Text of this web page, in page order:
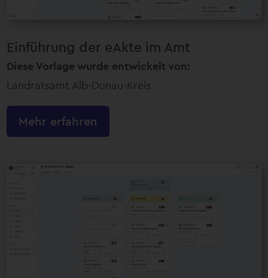
Einführung der eAkte im Amt
Diese Vorlage wurde entwickelt von:
Landratsamt Alb-Donau-Kreis
Mehr erfahren